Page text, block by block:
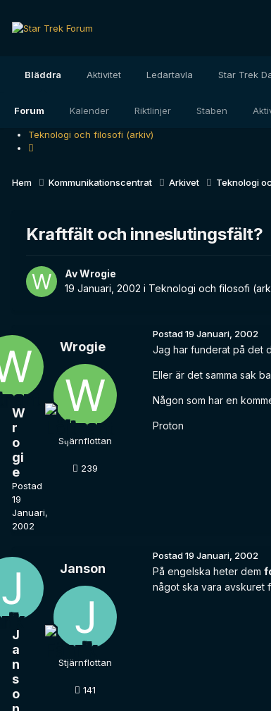
Bläddra
Forum Kalender Riktlinjer Staben
Aktivitet Ledartavla Star Trek
Teknologi och filosofi (arkiv)
Hem Kommunikationscentrat Arkivet Teknologi
Kraftfält och inneslutingsfält?
AvWrogie
19 Januari, 2002 i Teknologi och filosofi
W
r
o
gi
e
Postad
19
Januari,
2002
Wrogie
Stjärnflottan
239
Postad19 Januari, 2002
Jag har funderat på det
Eller är det samma sak
Någon som har en
Proton
J
a
n
s
o
Janson
Stjärnflottan
141
Postad19 Januari, 2002
På engelska heter dem
något ska vara avskuret